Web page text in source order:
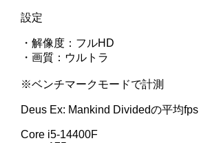
設定
・解像度：フルHD
・画質：ウルトラ
※ベンチマークモードで計測
Deus Ex: Mankind Dividedの平均fps
Core i5-14400F